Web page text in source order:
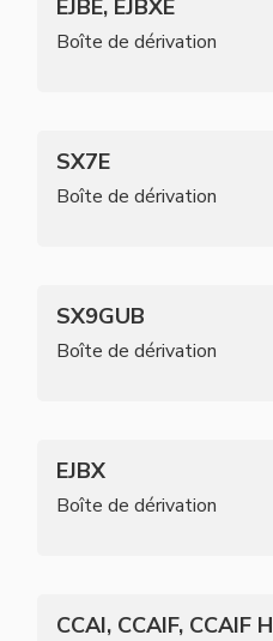
EJBE, EJBXE
Boîte de dérivation
SX7E
Boîte de dérivation
SX9GUB
Boîte de dérivation
EJBX
Boîte de dérivation
CCAI, CCAIF, CCAIF H